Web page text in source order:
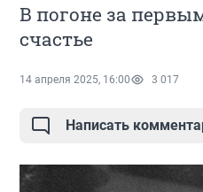
В погоне за
счастье
14 апреля 2025, 16:00 3 017
Написать